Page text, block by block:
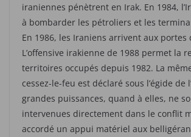
iraniennes pénètrent en Irak. En 1984,
à bombarder les pétroliers et les
En 1986, les Iraniens arrivent aux portes
L’offensive irakienne de 1988 permet la
territoires occupés depuis 1982. La
cessez-le-feu est déclaré sous l’égide de
grandes puissances, quand à elles, ne
intervenues directement dans le conflit
accordé un appui matériel aux